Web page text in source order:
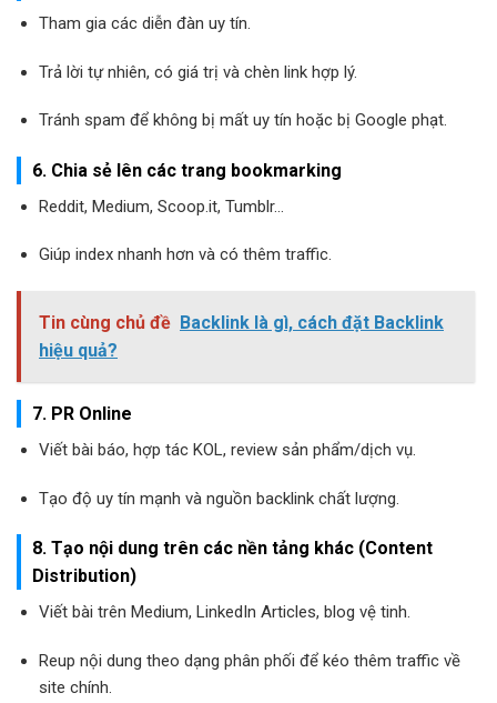
Tham gia các diễn đàn uy tín.
Trả lời tự nhiên, có giá trị và chèn link hợp lý.
Tránh spam để không bị mất uy tín hoặc bị Google phạt.
6. Chia sẻ lên các trang bookmarking
Reddit, Medium, Scoop.it, Tumblr…
Giúp index nhanh hơn và có thêm traffic.
Tin cùng chủ đề Backlink là gì, cách đặt Backlink
hiệu quả?
7. PR Online
Viết bài báo, hợp tác KOL, review sản phẩm/dịch vụ.
Tạo độ uy tín mạnh và nguồn backlink chất lượng.
8. Tạo nội dung trên các nền tảng khác (Content
Distribution)
Viết bài trên Medium, LinkedIn Articles, blog vệ tinh.
Reup nội dung theo dạng phân phối để kéo thêm traffic về
site chính.